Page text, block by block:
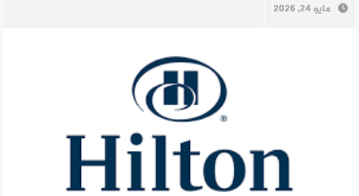
مايو 24, 2026